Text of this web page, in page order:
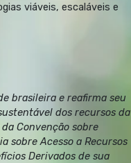
viáveis, escaláveis e
brasileira e reafirma seu
dos recursos da
Convenção sobre
sobre Acesso a Recursos
Derivados de sua